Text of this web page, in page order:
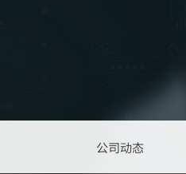
公司动态